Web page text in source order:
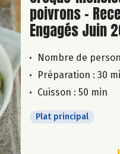
poivrons -
Engagés Juin
Nombre de
Préparation : 30
Cuisson : 50 min
Plat principal